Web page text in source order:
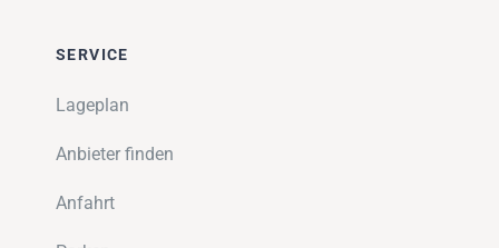
SERVICE
Lageplan
Anbieter finden
Anfahrt